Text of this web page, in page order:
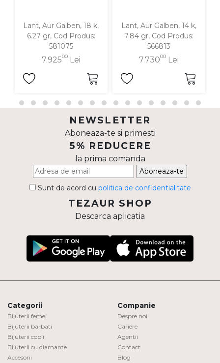
Lant, Aur Galben, 18 k,
6.27 gr, Cod Produs:
581075
7.92500Lei
Lant, Aur Galben, 14 k,
7.84 gr, Cod Produs:
566813
7.73000Lei
NEWSLETTER
Aboneaza-te si primesti
5% REDUCERE
la prima comanda
Aboneaza-te
Sunt de acord cu politica de confidentialitate
TEZAUR SHOP
Descarca aplicatia
Categorii
Bijuterii femei
Bijuterii barbati
Bijuterii copii
Bijuterii cu diamante
Accesorii
Companie
Despre noi
Cariere
Agentii
Contact
Blog